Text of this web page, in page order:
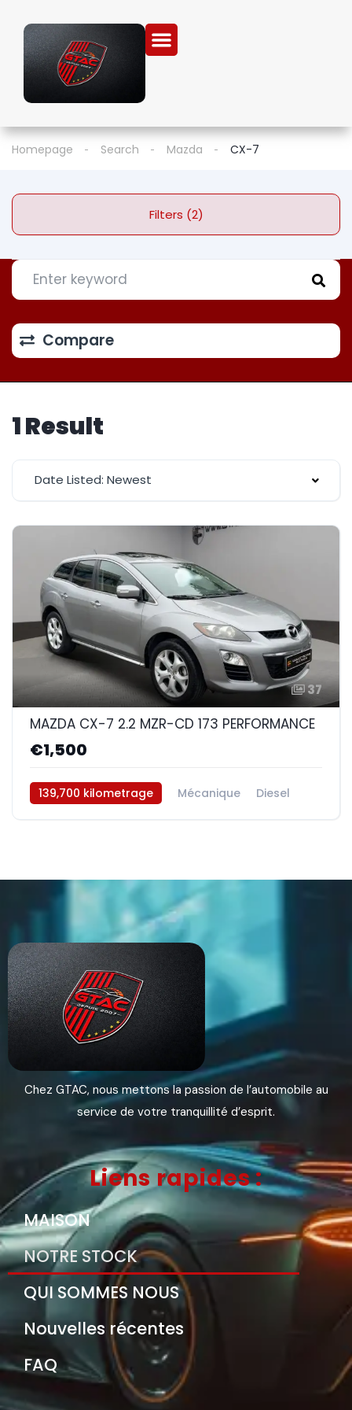
Homepage Search Mazda CX-7
Filters (2)
Compare
1 Result
Date Listed: Newest
37
MAZDA CX-7 2.2 MZR-CD 173 PERFORMANCE
€1,500
139,700 kilometrage Mécanique Diesel
Chez GTAC, nous mettons la passion de l’automobile au
service de votre tranquillité d’esprit.
Liens rapides :
MAISON
NOTRE STOCK
QUI SOMMES NOUS
Nouvelles récentes
FAQ